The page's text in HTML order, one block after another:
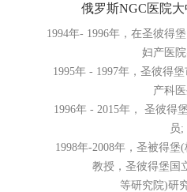
俄罗斯NGC医院
1994年- 1996年，在圣彼得
妇产医
1995年 - 1997年，圣彼得
产科
1996年 - 2015年， 圣彼得
员;
1998年-2008年，圣被得
教授，圣彼得堡国
等研究院)研